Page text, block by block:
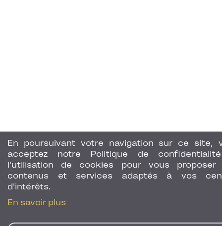
En poursuivant votre navigation sur ce site,
acceptez notre Politique de
l'utilisation de cookies pour vous proposer
contenus et services adaptés à vos
d'intérêts.
En savoir plus